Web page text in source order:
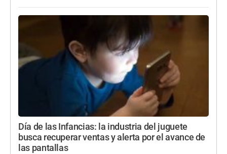
Día de las Infancias: la industria del juguete
busca recuperar ventas y alerta por el avance de
las pantallas